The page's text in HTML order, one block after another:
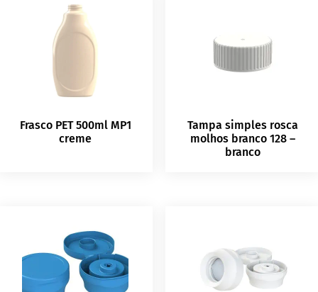
Frasco PET 500ml MP1
creme
Tampa simples rosca
molhos branco 128 –
branco